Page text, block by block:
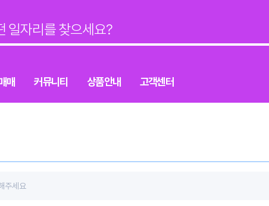
매 커뮤니티 상품안내 고객센터